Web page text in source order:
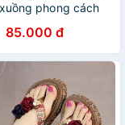
phong cách
85.000 đ